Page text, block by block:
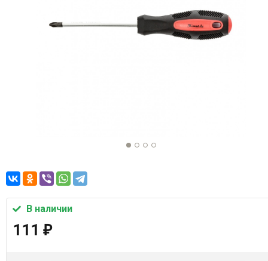
В наличии
111 ₽